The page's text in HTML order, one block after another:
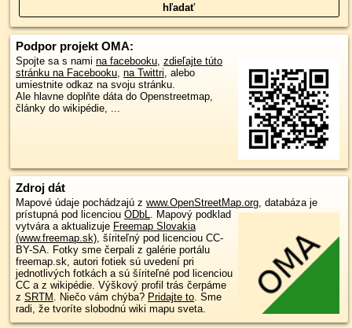
Podpor projekt OMA:
Spojte sa s nami na facebooku, zdieľajte túto
stránku na Facebooku, na Twittri, alebo
umiestnite odkaz na svoju stránku.
Ale hlavne doplňte dáta do Openstreetmap,
články do wikipédie, ...
Zdroj dát
Mapové údaje pochádzajú z www.OpenStreetMap.org, databáza je
prístupná pod licenciou ODbL. Mapový podklad
vytvára a aktualizuje Freemap Slovakia
(www.freemap.sk), šíriteľný pod licenciou CC-
BY-SA. Fotky sme čerpali z galérie portálu
freemap.sk, autori fotiek sú uvedení pri
jednotlivých fotkách a sú šíriteľné pod licenciou
CC a z wikipédie. Výškový profil trás čerpáme
z SRTM . Niečo vám chýba? Pridajte to. Sme
radi, že tvoríte slobodnú wiki mapu sveta.